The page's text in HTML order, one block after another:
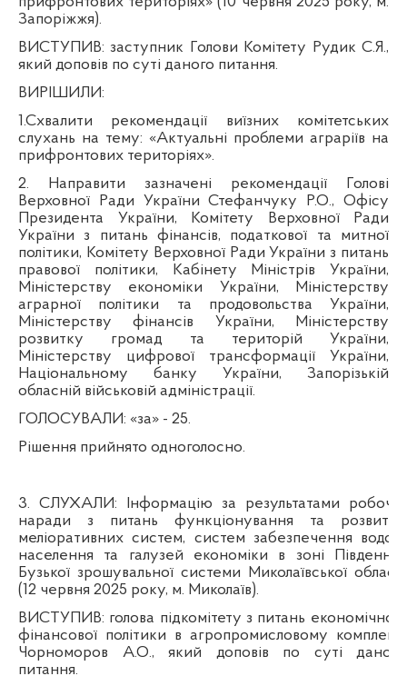
Запоріжжя).
ВИСТУПИВ:заступник Голови Комітету Рудик С.Я.,
який доповів по суті даного питання.
ВИРІШИЛИ:
1.Схвалити рекомендації виїзних комітетських
слухань на тему: «Актуальні проблеми аграріїв на
прифронтових територіях».
2. Направити зазначені рекомендації Голові
Верховної Ради України Стефанчуку Р.О., Офісу
Президента України, Комітету Верховної Ради
України з питань фінансів, податкової та митної
політики, Комітету Верховної Ради України з питань
правової політики, Кабінету Міністрів України,
Міністерству економіки України, Міністерству
аграрної політики та продовольства України,
Міністерству фінансів України, Міністерству
розвитку громад та територій України,
Міністерству цифрової трансформації України,
Національному банку України, Запорізькій
обласній військовій адміністрації.
ГОЛОСУВАЛИ: «за» - 25.
Рішення прийнято одноголосно.
3. СЛУХАЛИ:
Інформацію за результатами робочої
наради з питань функціонування та розвитку
меліоративних систем, систем забезпечення водою
населення та галузей економіки в зоні Південно-
Бузької зрошувальної системи Миколаївської області
(12 червня 2025 року, м. Миколаїв).
ВИСТУПИВ: голова підкомітету з питань економічної і
фінансової політики в агропромисловому комплексі
Чорноморов А.О., який доповів по суті даного
питання.